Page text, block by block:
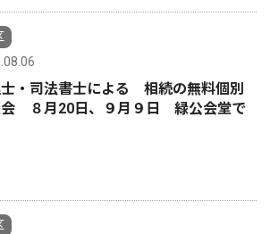
・司法書士による 相続の無料個別
８月20日、９月９日 緑公会堂で